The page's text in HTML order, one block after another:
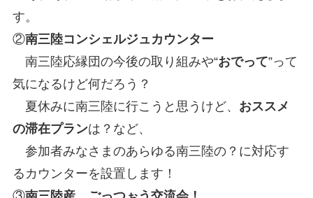
す。
②南三陸コンシェルジュカウンター
南三陸応縁団の今後の取り組みや“おでって”って
気になるけど何だろう？
夏休みに南三陸に行こうと思うけど、 おススメ
の滞在プランは？など、
参加者みなさまのあらゆる南三陸の？に対応す
るカウンターを設置します！